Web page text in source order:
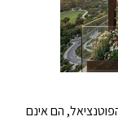
הם אינם